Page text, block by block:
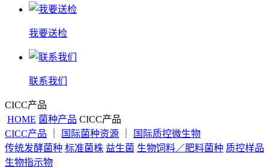
我要送检
联系我们
CICC产品
HOME 菌种产品 CICC产品
CICC产品
国际菌种资源
国际质控微生物
传统发酵菌种 标准菌株 益生菌 生物饲料／肥料菌种 质控样品
生物指示物